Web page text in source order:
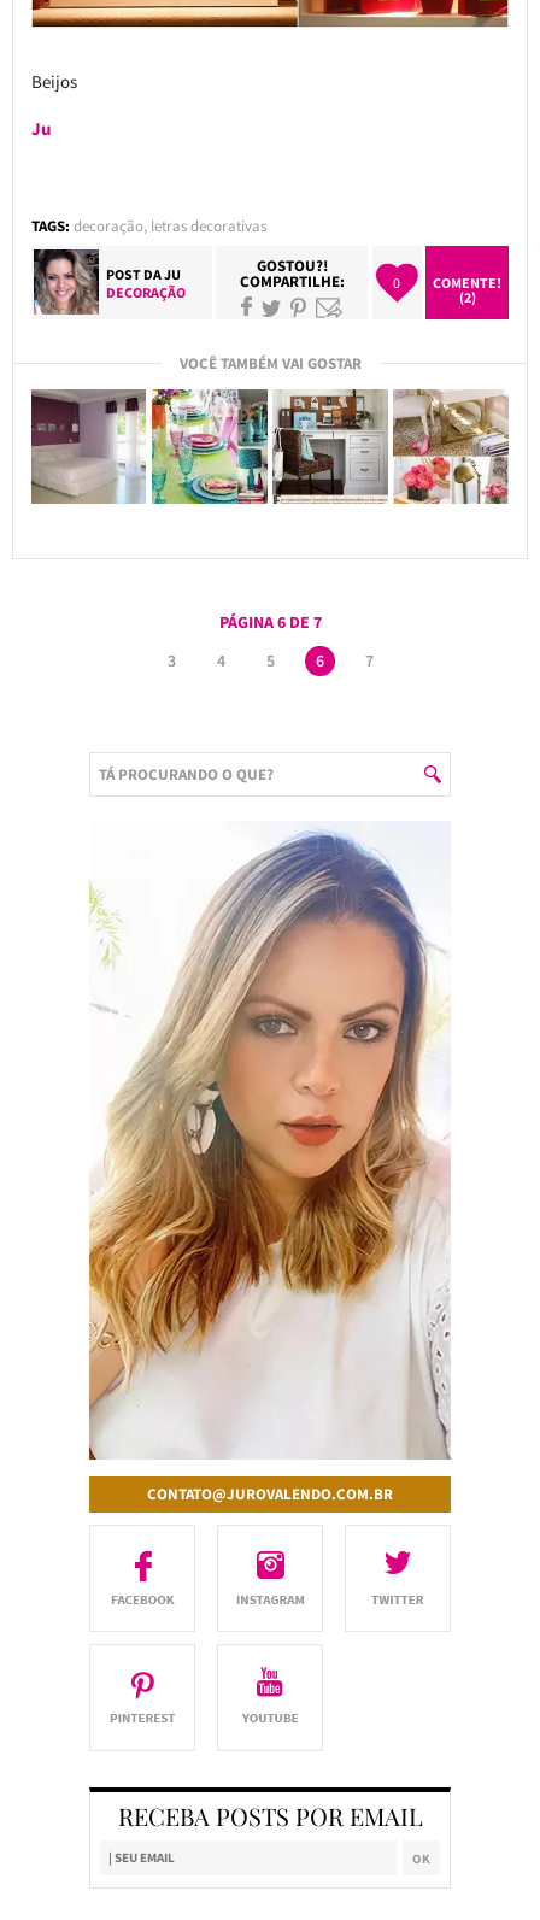
Beijos
Ju
TAGS: decoração, letras decorativas
POST DAJU
DECORAÇÃO
GOSTOU?!
COMPARTILHE: 0
COMENTE!
(2)
VOCÊ TAMBÉM VAI GOSTAR
PÁGINA 6 DE 7
3
4 5 6 7
CONTATO@JUROVALENDO.COM.BR
RECEBA POSTS POR EMAIL